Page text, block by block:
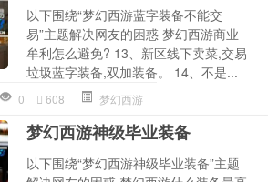
以下围绕“梦幻西游蓝字装备不能交
易”主题解决网友的困惑 梦幻西游商业
牟利怎么避免? 13、新区线下卖菜,交易
垃圾蓝字装备,双加装备。 14、不是...
0 608 梦幻西游
梦幻西游神级毕业装备
以下围绕“梦幻西游神级毕业装备”主题